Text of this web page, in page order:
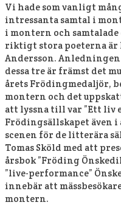
Vi hade som vanligt
intressanta samtal i
i montern och
riktigt stora poeterna är
Andersson.
dessa tre är främst det
årets Frödingmedaljör,
montern och det
att lyssna till var ”Ett liv
Frödingsällskapet även
scenen för de litterära
Tomas Sköld med att
årsbok ”Fröding
”live-performance”
innebär att
montern.